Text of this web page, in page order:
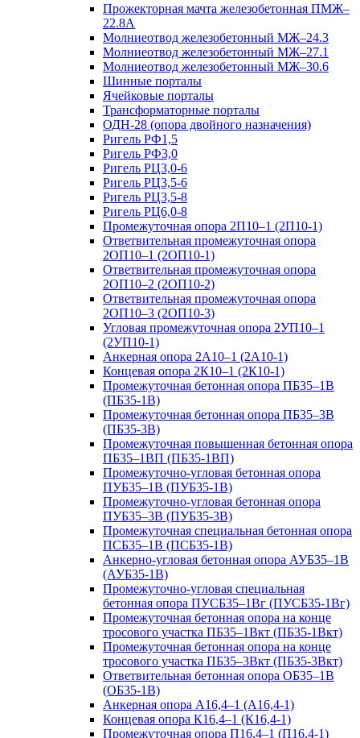
Прожекторная мачта железобетонная ПМЖ–
22.8А
Молниеотвод железобетонный МЖ–24.3
Молниеотвод железобетонный МЖ–27.1
Молниеотвод железобетонный МЖ–30.6
Шинные порталы
Ячейковые порталы
Трансформаторные порталы
ОДН-28 (опора двойного назначения)
Ригель РФ1,5
Ригель РФ3,0
Ригель РЦ3,0-6
Ригель РЦ3,5-6
Ригель РЦ3,5-8
Ригель РЦ6,0-8
Промежуточная опора 2П10–1 (2П10-1)
Ответвительная промежуточная опора
2ОП10–1 (2ОП10-1)
Ответвительная промежуточная опора
2ОП10–2 (2ОП10-2)
Ответвительная промежуточная опора
2ОП10–3 (2ОП10-3)
Угловая промежуточная опора 2УП10–1
(2УП10-1)
Анкерная опора 2А10–1 (2А10-1)
Концевая опора 2К10–1 (2К10-1)
Промежуточная бетонная опора ПБ35–1В
(ПБ35-1В)
Промежуточная бетонная опора ПБ35–3В
(ПБ35-3В)
Промежуточная повышенная бетонная опора
ПБ35–1ВП (ПБ35-1ВП)
Промежуточно-угловая бетонная опора
ПУБ35–1В (ПУБ35-1В)
Промежуточно-угловая бетонная опора
ПУБ35–3В (ПУБ35-3В)
Промежуточная специальная бетонная опора
ПСБ35–1В (ПСБ35-1В)
Анкерно-угловая бетонная опора АУБ35–1В
(АУБ35-1В)
Промежуточно-угловая специальная
бетонная опора ПУСБ35–1Вг (ПУСБ35-1Вг)
Промежуточная бетонная опора на конце
тросового участка ПБ35–1Вкт (ПБ35-1Вкт)
Промежуточная бетонная опора на конце
тросового участка ПБ35–3Вкт (ПБ35-3Вкт)
Ответвительная бетонная опора ОБ35–1В
(ОБ35-1В)
Анкерная опора А16,4–1 (А16,4-1)
Концевая опора К16,4–1 (К16,4-1)
Промежуточная опора П16,4–1 (П16,4-1)